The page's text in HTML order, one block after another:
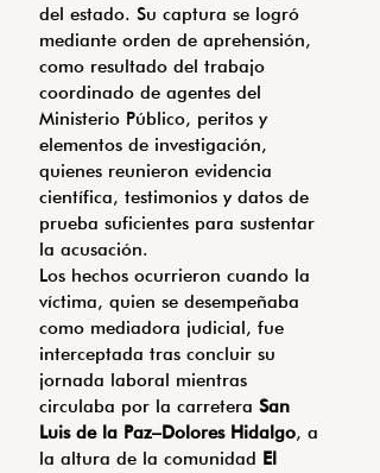
del estado. Su captura se logró
mediante orden de aprehensión,
como resultado del trabajo
coordinado de agentes del
Ministerio Público, peritos y
elementos de investigación,
quienes reunieron evidencia
científica, testimonios y datos de
prueba suficientes para sustentar
la acusación.
Los hechos ocurrieron cuando la
víctima, quien se desempeñaba
como mediadora judicial, fue
interceptada tras concluir su
jornada laboral mientras
circulaba por la carretera San
Luis de la Paz–Dolores Hidalgo, a
la altura de la comunidad El